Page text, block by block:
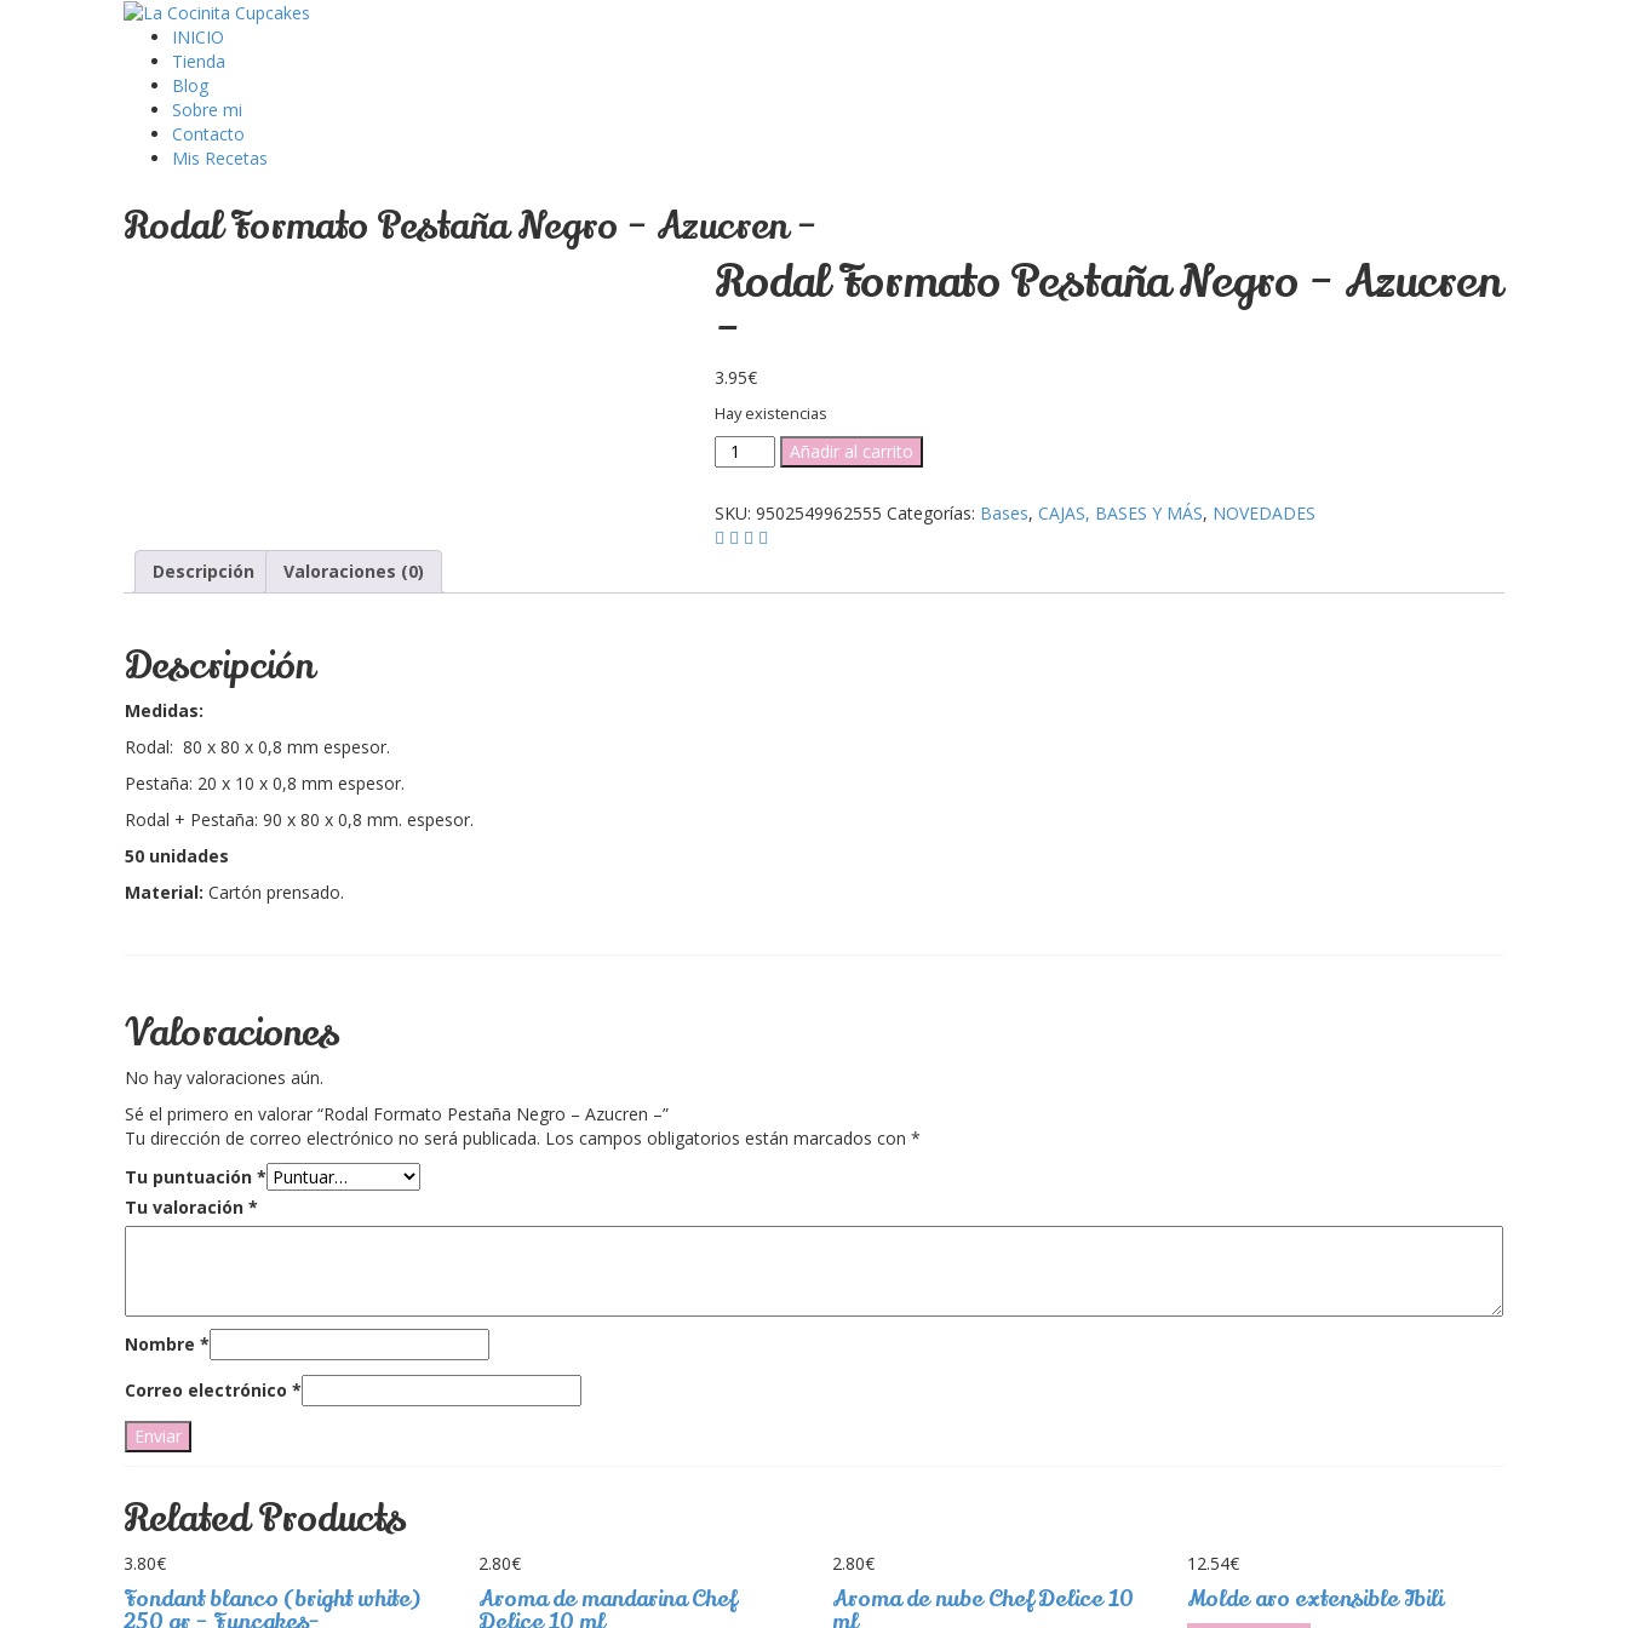
INICIO
Tienda
Blog
Sobre mi
Contacto
Mis Recetas
Rodal Formato Pestaña Negro – Azucren –
Rodal Formato Pestaña Negro – Azucren
–
3.95€
Hay existencias
Rodal
Formato
Negro
-
-
Añadir al carrito
SKU: 9502549962555 Categorías: Bases, CAJAS, BASES Y MÁS, NOVEDADES
Descripción Valoraciones (0)
Descripción
Medidas:
Rodal: 80 x 80 x 0,8 mm espesor.
Pestaña: 20 x 10 x 0,8 mm espesor.
Rodal + Pestaña: 90 x 80 x 0,8 mm. espesor.
50 unidades
Material: Cartón prensado.
Valoraciones
No hay valoraciones aún.
Sé el primero en valorar “Rodal Formato Pestaña Negro – Azucren –”
Tu dirección de correo electrónico no será publicada. Los campos obligatorios están marcados con *
Tu puntuación *
Tu valoración *
Nombre *
Correo electrónico *
Related Products
3.80€
Fondant blanco (bright white)
250 gr – Funcakes-
2.80€
Aroma de mandarina Chef
Delice 10 ml
2.80€
Aroma de nube Chef Delice 10
ml
12.54€
Molde aro extensible Ibili